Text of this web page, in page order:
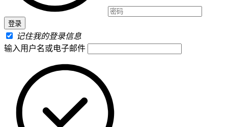
记住我的登录信息
输入用户名或电子邮件